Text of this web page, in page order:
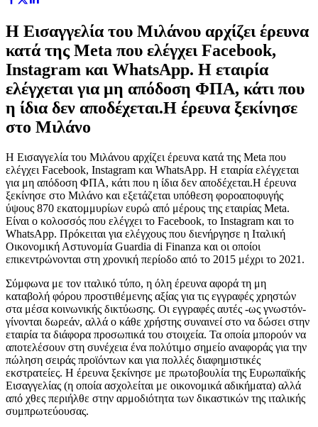
Η Εισαγγελία του Μιλάνου αρχίζει έρευνα
κατά της Meta που ελέγχει Facebook,
Instagram και WhatsApp. Η εταιρία
ελέγχεται για μη απόδοση ΦΠΑ, κάτι που
η ίδια δεν αποδέχεται.Η έρευνα ξεκίνησε
στο Μιλάνο
Η Εισαγγελία του Μιλάνου αρχίζει έρευνα κατά της Meta που
ελέγχει Facebook, Instagram και WhatsApp. Η εταιρία ελέγχεται
για μη απόδοση ΦΠΑ, κάτι που η ίδια δεν αποδέχεται.Η έρευνα
ξεκίνησε στο Μιλάνο και εξετάζεται υπόθεση φοροαποφυγής
ύψους 870 εκατομμυρίων ευρώ από μέρους της εταιρίας Meta.
Είναι ο κολοσσός που ελέγχει το Facebook, το Instagram και το
WhatsApp. Πρόκειται για ελέγχους που διενήργησε η Ιταλική
Οικονομική Αστυνομία Guardia di Finanza και οι οποίοι
επικεντρώνονται στη χρονική περίοδο από το 2015 μέχρι το 2021.
Σύμφωνα με τον ιταλικό τύπο, η όλη έρευνα αφορά τη μη
καταβολή φόρου προστιθέμενης αξίας για τις εγγραφές χρηστών
στα μέσα κοινωνικής δικτύωσης. Οι εγγραφές αυτές -ως γνωστόν-
γίνονται δωρεάν, αλλά ο κάθε χρήστης συναινεί στο να δώσει στην
εταιρία τα διάφορα προσωπικά του στοιχεία. Τα οποία μπορούν να
αποτελέσουν στη συνέχεια ένα πολύτιμο σημείο αναφοράς για την
πώληση σειράς προϊόντων και για πολλές διαφημιστικές
εκστρατείες. Η έρευνα ξεκίνησε με πρωτοβουλία της Ευρωπαϊκής
Εισαγγελίας (η οποία ασχολείται με οικονομικά αδικήματα) αλλά
από χθες περιήλθε στην αρμοδιότητα των δικαστικών της ιταλικής
συμπρωτεύουσας.